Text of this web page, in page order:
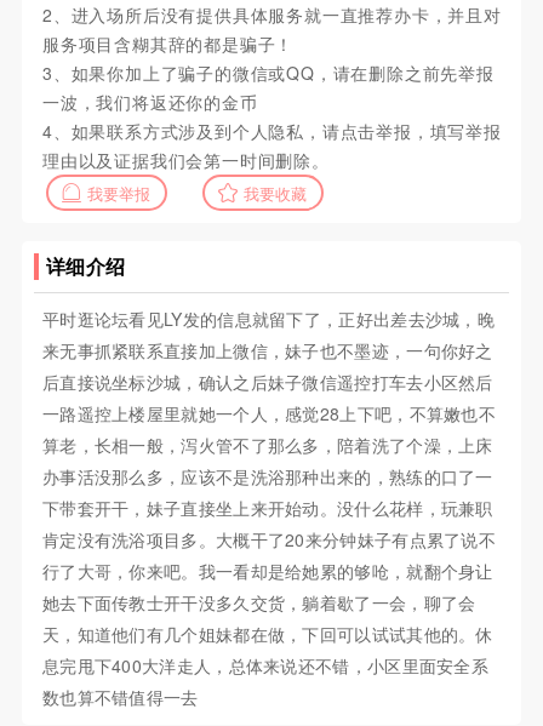
2、进入场所后没有提供具体服务就一直推荐办卡，并且对
服务项目含糊其辞的都是骗子！
3、如果你加上了骗子的微信或QQ，请在删除之前先举报
一波，我们将返还你的金币
4、如果联系方式涉及到个人隐私，请点击举报，填写举报
理由以及证据我们会第一时间删除。
我要举报 我要收藏
详细介绍
平时逛论坛看见LY发的信息就留下了，正好出差去沙城，晚
来无事抓紧联系直接加上微信，妹子也不墨迹，一句你好之
后直接说坐标沙城，确认之后妹子微信遥控打车去小区然后
一路遥控上楼屋里就她一个人，感觉28上下吧，不算嫩也不
算老，长相一般，泻火管不了那么多，陪着洗了个澡，上床
办事活没那么多，应该不是洗浴那种出来的，熟练的口了一
下带套开干，妹子直接坐上来开始动。没什么花样，玩兼职
肯定没有洗浴项目多。大概干了20来分钟妹子有点累了说不
行了大哥，你来吧。我一看却是给她累的够呛，就翻个身让
她去下面传教士开干没多久交货，躺着歇了一会，聊了会
天，知道他们有几个姐妹都在做，下回可以试试其他的。休
息完甩下400大洋走人，总体来说还不错，小区里面安全系
数也算不错值得一去